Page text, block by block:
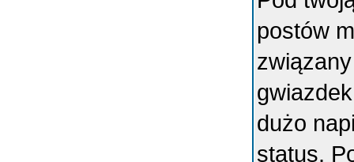
postów
dużo
status.